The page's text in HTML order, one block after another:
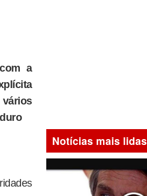
a
vários
Notícias mais lidas